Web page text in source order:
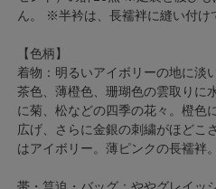
ん。 ※半衿は、長襦袢に縫い付け
【色柄】
着物：明るいアイボリーの地に淡
茶色、薄橙色、珊瑚色の雲取りに
に菊、松などの四季の花々。橙色
広げ、さらに金銀の刺繍がほどこ
はアイボリー。薄ピンクの長襦袢。